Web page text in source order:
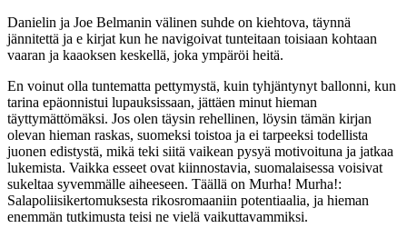
Danielin ja Joe Belmanin välinen suhde on kiehtova, täynnä
jännitettä ja e kirjat​ kun he navigoivat tunteitaan toisiaan kohtaan
vaaran ja kaaoksen keskellä, joka ympäröi heitä.
En voinut olla tuntematta pettymystä, kuin tyhjäntynyt ballonni, kun
tarina epäonnistui lupauksissaan, jättäen minut hieman
täyttymättömäksi. Jos olen täysin rehellinen, löysin tämän kirjan
olevan hieman raskas, suomeksi toistoa ja ei tarpeeksi todellista
juonen edistystä, mikä teki siitä vaikean pysyä motivoituna ja jatkaa
lukemista. Vaikka esseet ovat kiinnostavia, suomalaisessa voisivat
sukeltaa syvemmälle aiheeseen. Täällä on Murha! Murha!:
Salapoliisikertomuksesta rikosromaaniin potentiaalia, ja hieman
enemmän tutkimusta teisi ne vielä vaikuttavammiksi.